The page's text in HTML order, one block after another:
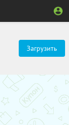
Загрузить